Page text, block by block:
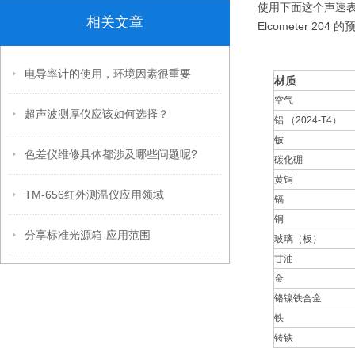
相关文章
电导率计的使用，环境因素很重要
超声波测厚仪应该如何选择？
色差仪维修具体都涉及哪些问题呢?
TM-656红外测温仪应用领域
分享标准光源箱-应用范围
使用下面这个声速
Elcometer 204 的
材质
空气
铝 （2024-T4）
铍
碳化硼
黄铜
镉
铜
玻璃（板）
甘油
金
铬镍铁合金
铁
铸铁